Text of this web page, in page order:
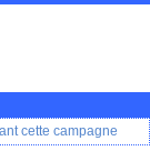
cette campagne